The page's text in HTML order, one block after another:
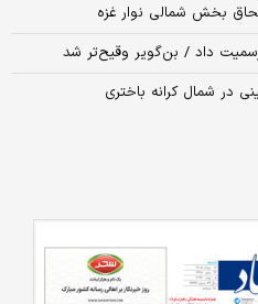
بخش شمالی نوار غزه
رسمیت داد / بن‌گویر وقیح‌تر شد
در شمال کرانه باختری